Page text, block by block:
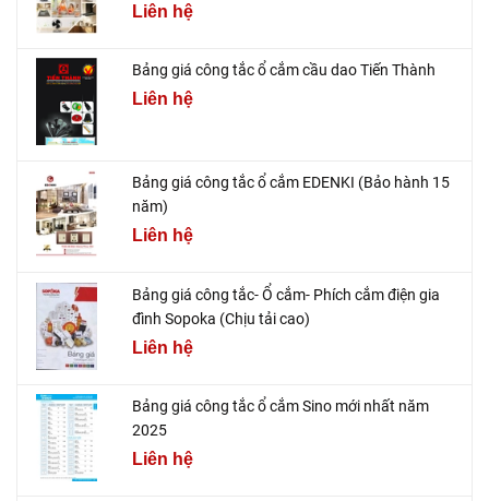
Liên hệ
Bảng giá công tắc ổ cắm cầu dao Tiến Thành
Liên hệ
Bảng giá công tắc ổ cắm EDENKI (Bảo hành 15
năm)
Liên hệ
Bảng giá công tắc- Ổ cắm- Phích cắm điện gia
đình Sopoka (Chịu tải cao)
Liên hệ
Bảng giá công tắc ổ cắm Sino mới nhất năm
2025
Liên hệ